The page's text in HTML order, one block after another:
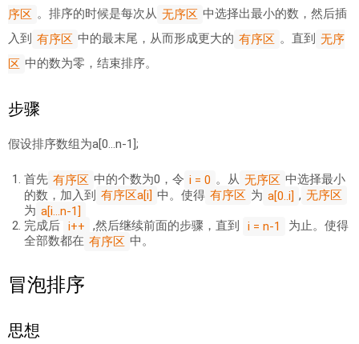
序区 。排序的时候是每次从 无序区 中选择出最小的数，然后插
入到 有序区 中的最末尾，从而形成更大的 有序区 。直到 无序
区 中的数为零，结束排序。
步骤
假设排序数组为a[0…n-1];
首先 有序区 中的个数为0，令 i = 0 。从 无序区 中选择最小
的数，加入到 有序区a[i] 中。使得 有序区 为 a[0..i] , 无序区
为 a[i...n-1]
完成后 i++ ,然后继续前面的步骤，直到 i = n-1
为止。使得
全部数都在 有序区 中。
冒泡排序
思想